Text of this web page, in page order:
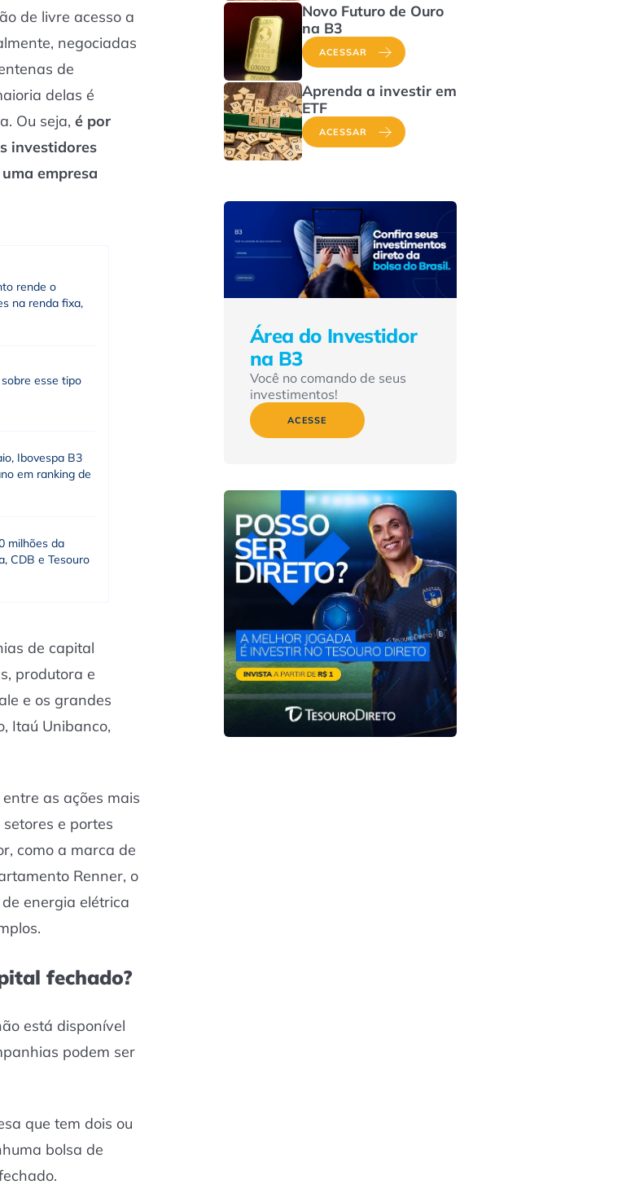
de livre acesso a
negociadas
de
delas é
Ou seja, é por
investidores
empresa
rende o
na renda fixa,
esse tipo
Ibovespa B3
em ranking de
milhões da
CDB e Tesouro
de capital
produtora e
e os grandes
Itaú Unibanco,
as ações mais
e portes
como a marca de
Renner, o
energia elétrica
fechado?
está disponível
podem ser
que tem dois ou
bolsa de
Novo Futuro de Ouro
na B3
ACESSAR
Aprenda a investir em
ETF
ACESSAR
Área do Investidor
na B3
Você no comando de seus
investimentos!
ACESSE